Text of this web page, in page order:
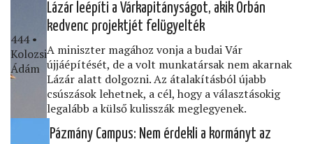
444 •
Kolozsi
Ádám
Lázár leépíti a Várkapitányságot, akik Orbán
kedvenc projektjét felügyelték
A miniszter magához vonja a budai Vár
újjáépítését, de a volt munkatársak nem akarnak
Lázár alatt dolgozni. Az átalakításból újabb
csúszások lehetnek, a cél, hogy a választásokig
legalább a külső kulisszák meglegyenek.
Pázmány Campus: Nem érdekli a kormányt az